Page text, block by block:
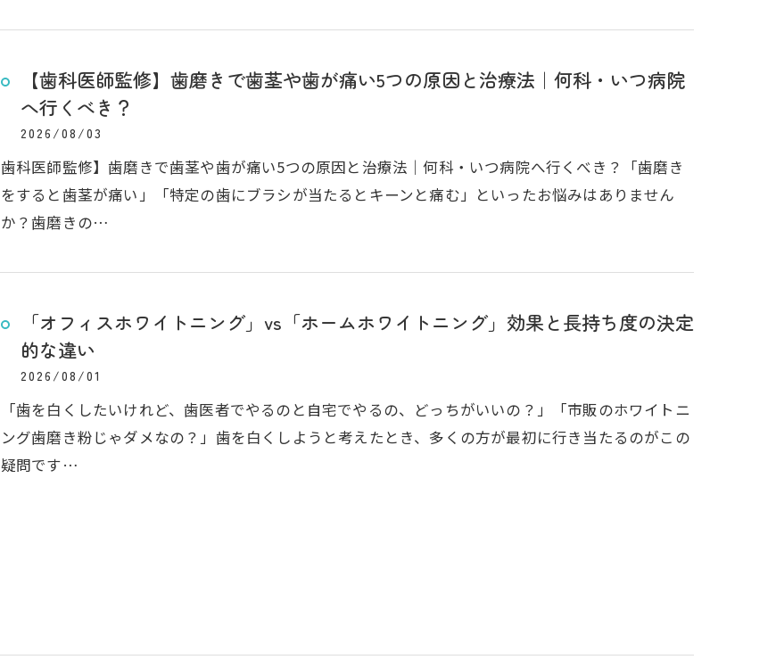
【歯科医師監修】歯磨きで歯茎や歯が痛い5つの原因と治療法｜何科・いつ病院
へ行くべき？
2026/08/03
歯科医師監修】歯磨きで歯茎や歯が痛い5つの原因と治療法｜何科・いつ病院へ行くべき？「歯磨き
をすると歯茎が痛い」「特定の歯にブラシが当たるとキーンと痛む」といったお悩みはありません
か？歯磨きの…
「オフィスホワイトニング」vs「ホームホワイトニング」効果と長持ち度の決定
的な違い
2026/08/01
「歯を白くしたいけれど、歯医者でやるのと自宅でやるの、どっちがいいの？」「市販のホワイトニ
ング歯磨き粉じゃダメなの？」歯を白くしようと考えたとき、多くの方が最初に行き当たるのがこの
疑問です…